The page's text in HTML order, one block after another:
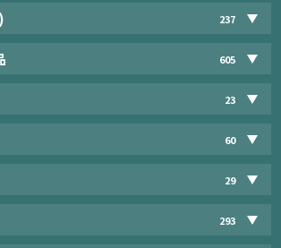
237
605
23
60
29
293